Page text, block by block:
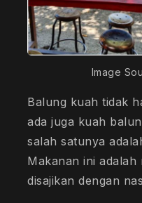
Image
Balung kuah tidak
ada juga kuah
salah satunya
Makanan ini adalah
disajikan dengan